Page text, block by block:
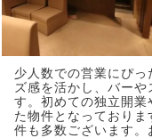
少人数での営業にぴ
ズ感を活かし、バー
す。初めての独立開業
た物件となっており
件も多数ございます。